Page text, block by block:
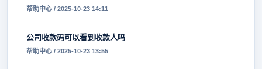
帮助中心 / 2025-10-23 14:11
公司收款码可以看到收款人吗
帮助中心 / 2025-10-23 13:55